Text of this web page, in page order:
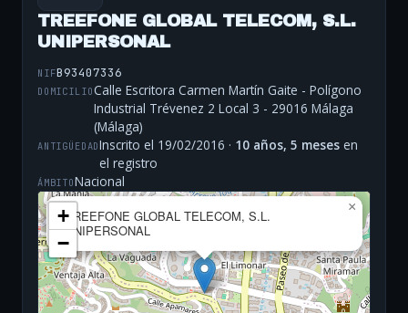
TREEFONE GLOBAL TELECOM, S.L.
UNIPERSONAL
NIFB93407336
DOMICILIOCalle Escritora Carmen Martín Gaite - Polígono
Industrial Trévenez 2 Local 3 - 29016 Málaga
(Málaga)
ANTIGÜEDADInscrito el 19/02/2016 · 10 años, 5 meses en
el registro
ÁMBITONacional
TREEFONE GLOBAL TELECOM, S.L.
UNIPERSONAL
×
+
−